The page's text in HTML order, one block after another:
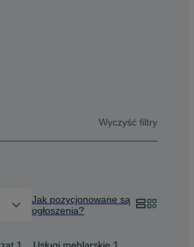
Wyczyść filtry
Jak pozycjonowane są
ogłoszenia?